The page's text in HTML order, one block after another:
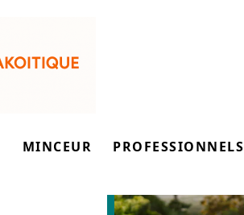
MINCEUR PROFESSIONNELS